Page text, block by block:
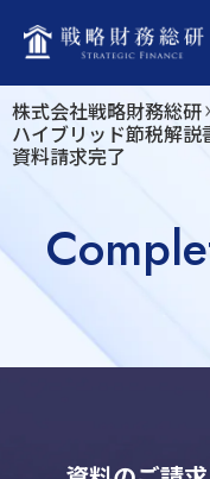
株式会社戦略財務総研
ハイブリッド節税解
資料請求完了